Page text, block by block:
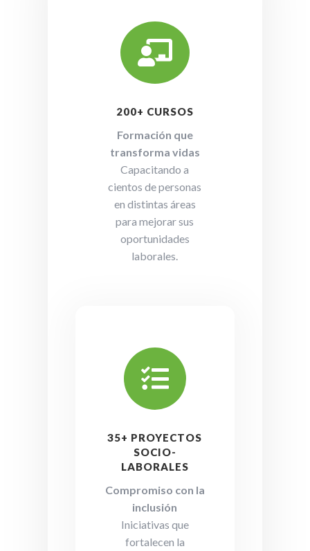

200+ CURSOS
Formación que
transforma vidas
Capacitando a
cientos de personas
en distintas áreas
para mejorar sus
oportunidades
laborales.

35+ PROYECTOS
SOCIO-
LABORALES
Compromiso con la
inclusión
Iniciativas que
fortalecen la